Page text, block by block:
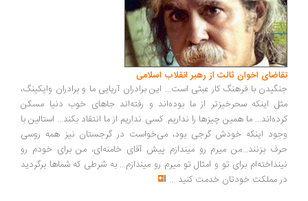
تقاضای اخوان ثالث از رهبر انقلاب اسلامی
جنگیدن با فرهنگ کار عبثی است... این برادران آریایی ما و برادران وایکینگ،
مثل اینکه سحرخیزتر از ما بوده‌اند و رفته‌اند جاهای خوب دنیا مسکن
کرده‌اند... ما همین چیزها را نداریم. کسی نداریم از ما انتقاد بکند... استالین با
وجود اینکه خودش گرجی بود، می‌خواست در گرجستان نیز همه روسی
حرف بزنند...من میرم رو میندازم پیش آقای خامنه‌ای، من برای خودم رو
نینداخته‌ام برای تو و امثال تو میرم رو میندازم... به شرطی که شماها برگردید
در مملکت خودتان خدمت کنید ...